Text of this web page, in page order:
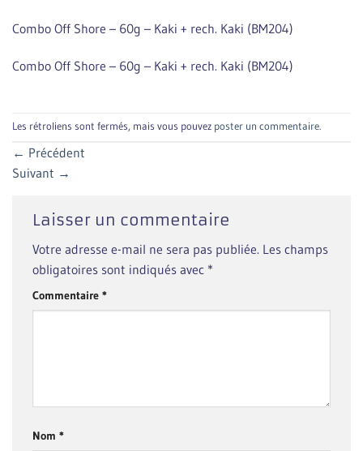
Combo Off Shore – 60g – Kaki + rech. Kaki (BM204)
Combo Off Shore – 60g – Kaki + rech. Kaki (BM204)
Les rétroliens sont fermés, mais vous pouvez poster un commentaire.
← Précédent
Suivant →
Laisser un commentaire
Votre adresse e-mail ne sera pas publiée. Les champs
obligatoires sont indiqués avec *
Commentaire *
Nom *